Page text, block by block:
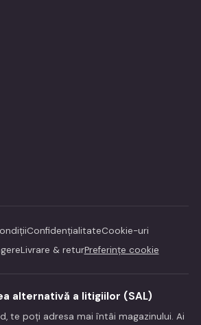
ConfidențialitateCookie-uri
Livrare & returPreferințe cookie
alternativă a litigiilor (SAL)
te poți adresa mai întâi magazinului. Ai